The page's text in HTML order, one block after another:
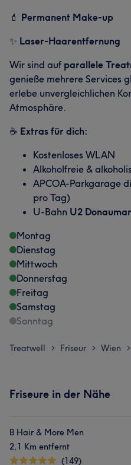
💄 Permanent Make-up
✨ Laser-Haarentfernung
Wir sind auf parallele
genieße mehrere Services
erlebe unvergleichlichen
Atmosphäre.
☕ Extras für dich:
Kostenloses WLAN
Alkoholfreie &
APCOA-Parkgarage
pro Tag)
U-Bahn U2
Montag
Dienstag
Mittwoch
Donnerstag
Freitag
Samstag
Sonntag
Treatwell > Friseur > Wien >
Friseure in der Nähe
B Hair & More Men
2,1 Km entfernt
(149)